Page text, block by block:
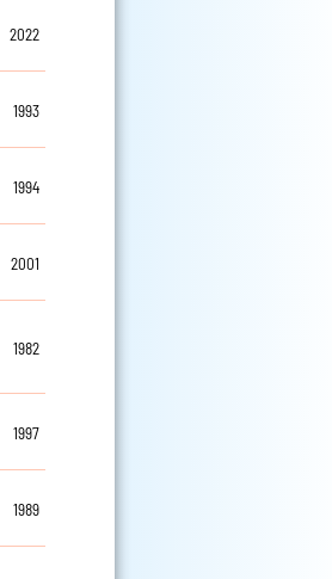
2022
1993
1994
2001
1982
1997
1989